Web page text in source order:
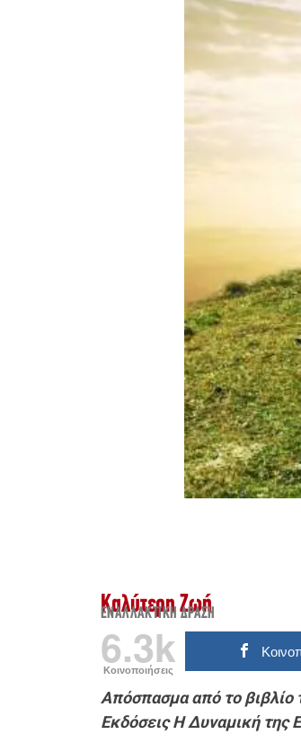
Καλύτερη Ζωή
ΕΝΑΛΛΑΚΤΙΚΉ ΔΡΆΣΗ
6.3k
Κοινοποιήσεις
Απόσπασμα από το βιβλίο
Εκδόσεις Η Δυναμική της